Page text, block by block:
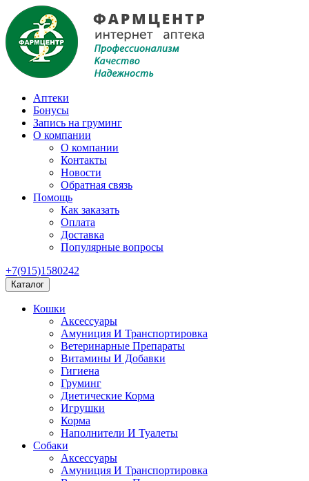
Аптеки
Бонусы
Запись на груминг
О компании
О компании
Контакты
Новости
Обратная связь
Помощь
Как заказать
Оплата
Доставка
Популярные вопросы
+7(915)1580242
Каталог
Кошки
Аксессуары
Амуниция И Транспортировка
Ветеринарные Препараты
Витамины И Добавки
Гигиена
Груминг
Диетические Корма
Игрушки
Корма
Наполнители И Туалеты
Собаки
Аксессуары
Амуниция И Транспортировка